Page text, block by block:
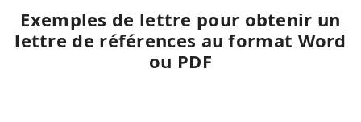
Exemples de lettre pour obtenir un
lettre de références au format Word
ou PDF